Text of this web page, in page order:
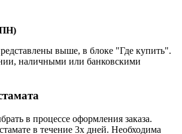
выше, в блоке "Где купить".
наличными или банковскими
в процессе оформления заказа.
в течение 3х дней. Необходима